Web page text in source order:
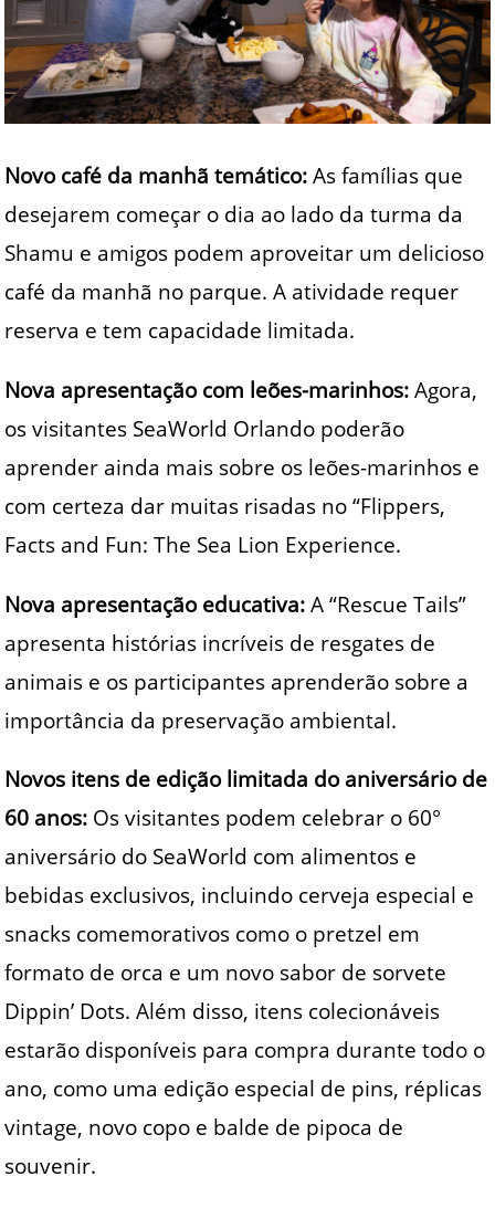
Novo café da manhã temático:As famílias que
desejarem começar o dia ao lado da turma da
Shamu e amigos podem aproveitar um delicioso
café da manhã no parque. A atividade requer
reserva e tem capacidade limitada.
Nova apresentação com leões-marinhos: Agora,
os visitantes SeaWorld Orlando poderão
aprender ainda mais sobre os leões-marinhos e
com certeza dar muitas risadas no “Flippers,
Facts and Fun: The Sea Lion Experience.
Nova apresentação educativa:A “Rescue Tails”
apresenta histórias incríveis de resgates de
animais e os participantes aprenderão sobre a
importância da preservação ambiental.
Novos itens de edição limitada do aniversário de
60 anos: Os visitantes podem celebrar o 60°
aniversário do SeaWorld com alimentos e
bebidas exclusivos, incluindo cerveja especial e
snacks comemorativos como o pretzel em
formato de orca e um novo sabor de sorvete
Dippin’ Dots. Além disso, itens colecionáveis
estarão disponíveis para compra durante todo o
ano, como uma edição especial de pins, réplicas
vintage, novo copo e balde de pipoca de
souvenir.